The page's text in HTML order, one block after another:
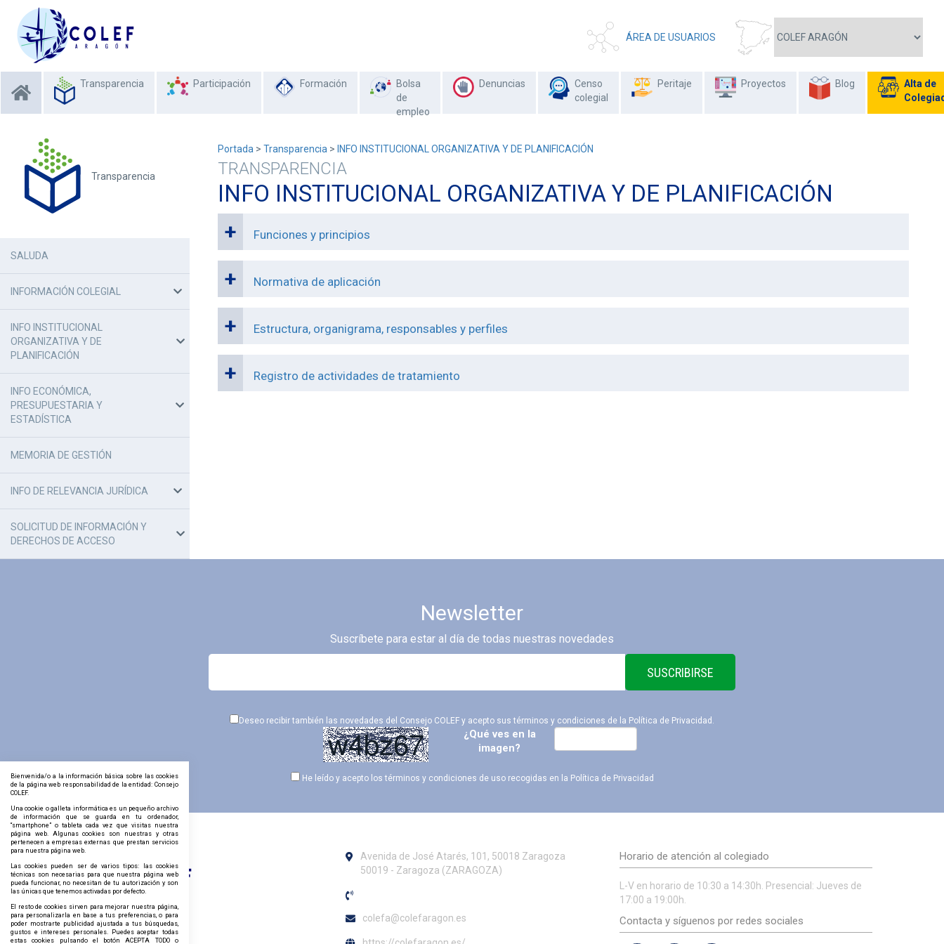
ÁREA DE USUARIOS
Transparencia Participación Formación
Bolsa
de
empleo
Denuncias
Censo
colegial
Peritaje Proyectos Blog
Alta de
Transparencia
SALUDA
INFORMACIÓN COLEGIAL
INFO INSTITUCIONAL
ORGANIZATIVA Y DE
PLANIFICACIÓN
INFO ECONÓMICA,
PRESUPUESTARIA Y
ESTADÍSTICA
MEMORIA DE GESTIÓN
INFO DE RELEVANCIA JURÍDICA
SOLICITUD DE INFORMACIÓN Y
DERECHOS DE ACCESO
Portada > Transparencia > INFO INSTITUCIONAL ORGANIZATIVA Y DE PLANIFICACIÓN
TRANSPARENCIA
INFO INSTITUCIONAL ORGANIZATIVA Y DE PLANIFICACIÓN
Funciones y principios
Normativa de aplicación
Estructura, organigrama, responsables y perfiles
Registro de actividades de tratamiento
Newsletter
Suscríbete para estar al día de todas nuestras novedades
SUSCRIBIRSE
Deseo recibir también las novedades del Consejo COLEF y acepto sus términos y condiciones de la Política de Privacidad .
¿Qué ves en la
imagen?
He leído y acepto los términos y condiciones de uso recogidas en la Política de Privacidad
Avenida de José Atarés, 101, 50018 Zaragoza
50019 - Zaragoza (ZARAGOZA)
colefa@colefaragon.es
Horario de atención al colegiado
L-V en horario de 10:30 a 14:30h. Presencial: Jueves de
17:00 a 19:00h.
Contacta y síguenos por redes sociales
Bienvenida/o a la información básica sobre las cookies
de la página web responsabilidad de la entidad: Consejo
COLEF.
Una cookie o galleta informática es un pequeño archivo
de información que se guarda en tu ordenador,
“smartphone” o tableta cada vez que visitas nuestra
página web. Algunas cookies son nuestras y otras
pertenecen a empresas externas que prestan servicios
para nuestra página web.
Las cookies pueden ser de varios tipos: las cookies
técnicas son necesarias para que nuestra página web
pueda funcionar, no necesitan de tu autorización y son
las únicas que tenemos activadas por defecto.
El resto de cookies sirven para mejorar nuestra página,
para personalizarla en base a tus preferencias, o para
poder mostrarte publicidad ajustada a tus búsquedas,
gustos e intereses personales. Puedes aceptar todas
estas cookies pulsando el botón ACEPTA TODO o